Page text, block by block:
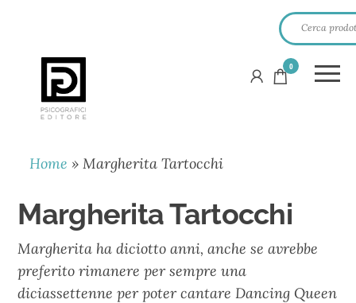
PSICOGRAFICI
EDITORE
0
Home »Margherita Tartocchi
Margherita Tartocchi
Margherita ha diciotto anni, anche se avrebbe
preferito rimanere per sempre una
diciassettenne per poter cantare Dancing Queen